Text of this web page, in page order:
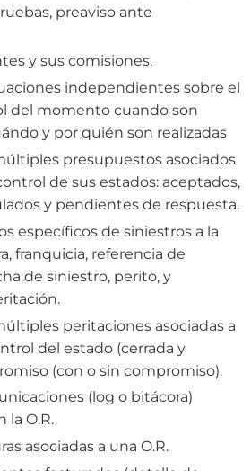
preaviso ante
y sus comisiones.
independientes sobre el
del momento cuando son
y por quién son realizadas
presupuestos asociados
de sus estados: aceptados,
y pendientes de respuesta.
específicos de siniestros a la
franquicia, referencia de
de siniestro, perito, y
peritaciones asociadas a
del estado (cerrada y
(con o sin compromiso).
(log o bitácora)
la O.R.
asociadas a una O.R.